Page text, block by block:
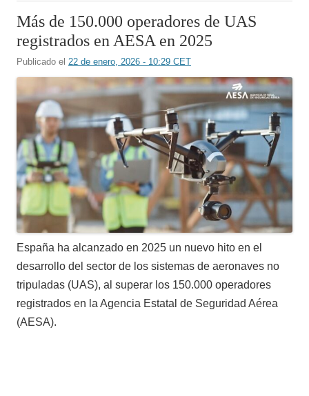
Más de 150.000 operadores de UAS
registrados en AESA en 2025
Publicado el 22 de enero, 2026 - 10:29 CET
España ha alcanzado en 2025 un nuevo hito en el
desarrollo del sector de los sistemas de aeronaves no
tripuladas (UAS), al superar los 150.000 operadores
registrados en la Agencia Estatal de Seguridad Aérea
(AESA).